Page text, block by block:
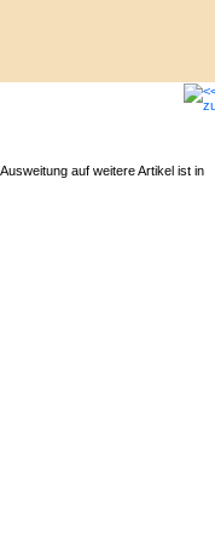
auf weitere Artikel ist in